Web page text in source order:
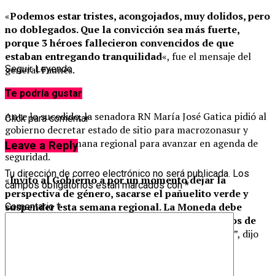
«Podemos estar tristes, acongojados, muy dolidos, pero
no doblegados. Que la convicción sea más fuerte,
porque 3 héroes fallecieron convencidos de que
estaban entregando tranquilidad«, fue el mensaje del
general Faunes.
Reacciones
Ante lo sucedido, la senadora RN María José Gatica pidió al
gobierno decretar estado de sitio para macrozonasur y
suspender la semana regional para avanzar en agenda de
seguridad.
«Invito al Gobierno a por un momento dejar la
perspectiva de género, sacarse el pañuelito verde y
suspender esta semana regional. La Moneda debe
ordenar a su sector y sacar adelante los proyectos de
”, dijo
Seguir Leyendo
Te podría gustar
Click para comentar
Leave a Reply
Tu dirección de correo electrónico no será publicada. Los
campos obligatorios están marcados con*
Comentario*